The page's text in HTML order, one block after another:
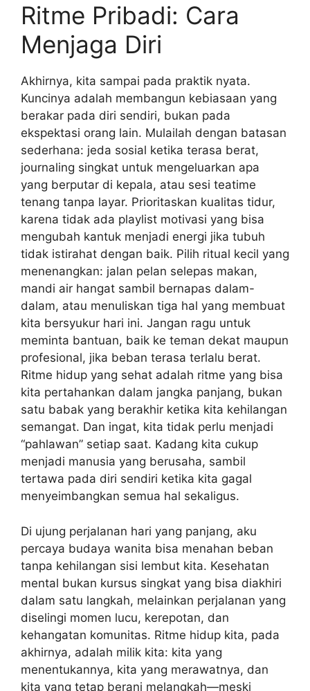
Ritme Pribadi: Cara
Menjaga Diri
Akhirnya, kita sampai pada praktik nyata.
Kuncinya adalah membangun kebiasaan yang
berakar pada diri sendiri, bukan pada
ekspektasi orang lain. Mulailah dengan batasan
sederhana: jeda sosial ketika terasa berat,
journaling singkat untuk mengeluarkan apa
yang berputar di kepala, atau sesi teatime
tenang tanpa layar. Prioritaskan kualitas tidur,
karena tidak ada playlist motivasi yang bisa
mengubah kantuk menjadi energi jika tubuh
tidak istirahat dengan baik. Pilih ritual kecil yang
menenangkan: jalan pelan selepas makan,
mandi air hangat sambil bernapas dalam-
dalam, atau menuliskan tiga hal yang membuat
kita bersyukur hari ini. Jangan ragu untuk
meminta bantuan, baik ke teman dekat maupun
profesional, jika beban terasa terlalu berat.
Ritme hidup yang sehat adalah ritme yang bisa
kita pertahankan dalam jangka panjang, bukan
satu babak yang berakhir ketika kita kehilangan
semangat. Dan ingat, kita tidak perlu menjadi
“pahlawan” setiap saat. Kadang kita cukup
menjadi manusia yang berusaha, sambil
tertawa pada diri sendiri ketika kita gagal
menyeimbangkan semua hal sekaligus.
Di ujung perjalanan hari yang panjang, aku
percaya budaya wanita bisa menahan beban
tanpa kehilangan sisi lembut kita. Kesehatan
mental bukan kursus singkat yang bisa diakhiri
dalam satu langkah, melainkan perjalanan yang
diselingi momen lucu, kerepotan, dan
kehangatan komunitas. Ritme hidup kita, pada
akhirnya, adalah milik kita: kita yang
menentukannya, kita yang merawatnya, dan
kita yang tetap berani melangkah—meski